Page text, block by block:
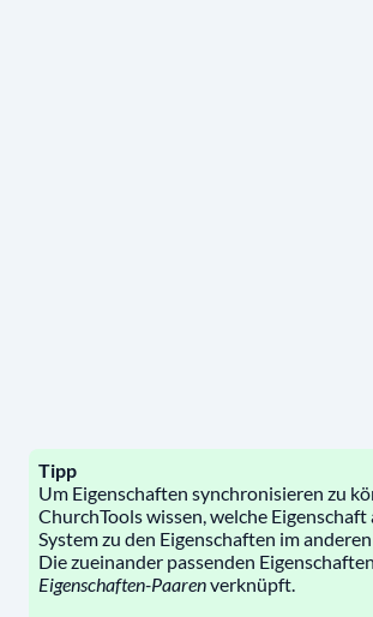
Tipp
Um Eigenschaften synchronisieren zu
ChurchTools wissen, welche Eigenschaft
System zu den Eigenschaften im
Die zueinander passenden
Eigenschaften-Paarenverknüpft.